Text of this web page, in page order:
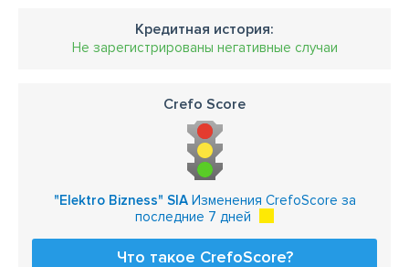
Кредитная история:
Не зарегистрированы негативные случаи
Crefo Score
"Elektro Bizness" SIAИзменения CrefoScore за
последние 7 дней
Что такое CrefoScore?